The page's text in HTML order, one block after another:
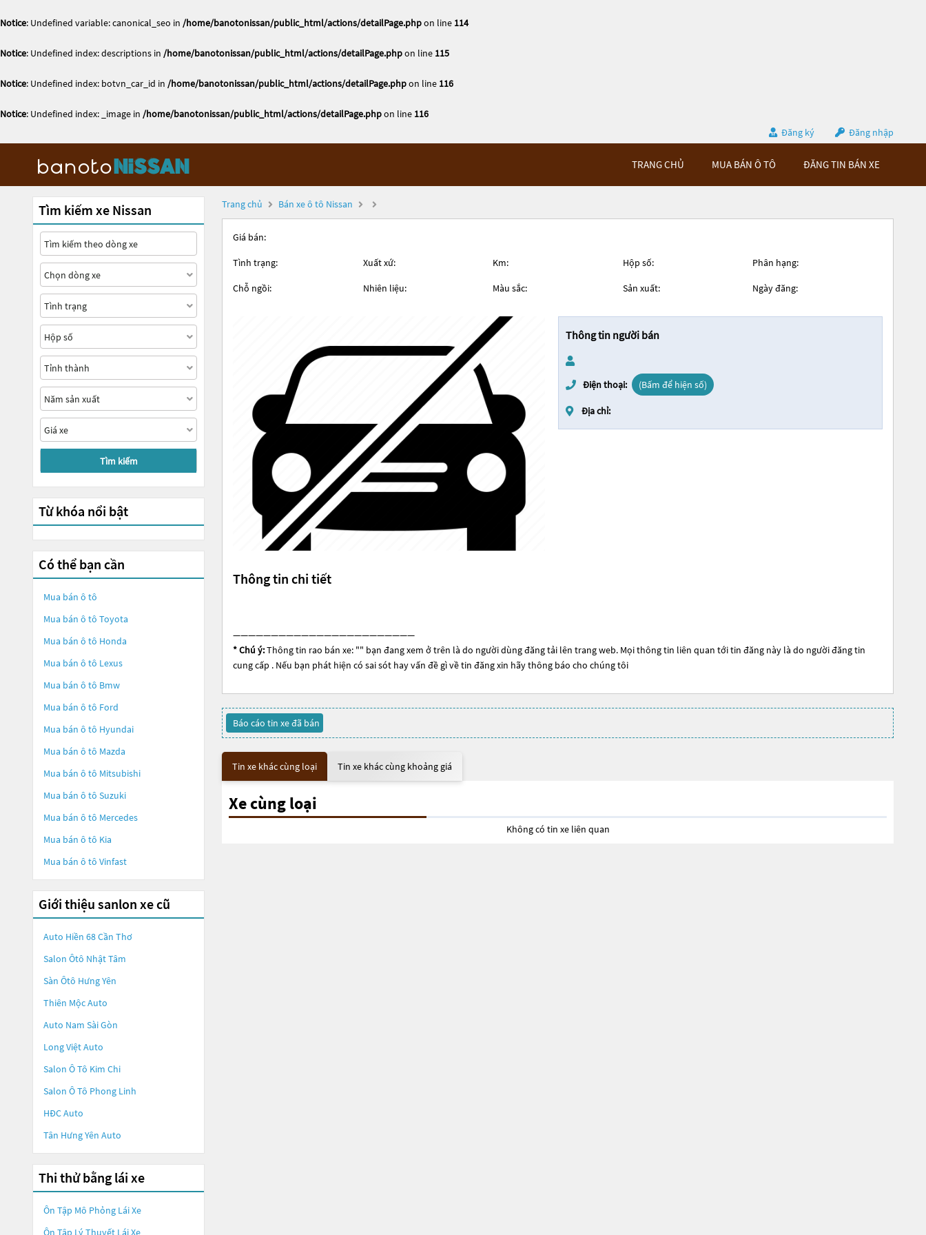
Notice: Undefined variable: canonical_seo in /home/banotonissan/public_html/actions/detailPage.phpon line 114
Notice: Undefined index: descriptions in /home/banotonissan/public_html/actions/detailPage.phpon line 115
Notice: Undefined index: botvn_car_id in /home/banotonissan/public_html/actions/detailPage.phpon line 116
Notice: Undefined index: _image in /home/banotonissan/public_html/actions/detailPage.phpon line 116
Đăng ký
Đăng nhập
TRANG CHỦ MUA BÁN Ô TÔ ĐĂNG TIN BÁN XE
Trang chủ Bán xe ô tô Nissan
Giá bán:
Tình trạng: Xuất xứ: Km: Hộp số: Phân hạng:
Chỗ ngồi: Nhiên liệu: Màu sắc: Sản xuất: Ngày đăng:
Thông tin người bán
Điện thoại: (Bấm để hiện số)
Địa chỉ:
Thông tin chi tiết
————————————————————————
* Chú ý:Thông tin rao bán xe: "" bạn đang xem ở trên là do người dùng đăng tải lên trang web. Mọi thông tin liên quan tới tin đăng này là do người đăng tin
cung cấp . Nếu bạn phát hiện có sai sót hay vấn đề gì về tin đăng xin hãy thông báo cho chúng tôi
Báo cáo tin xe đã bán
Tin xe khác cùng loại Tin xe khác cùng khoảng giá
Xe cùng loại
Không có tin xe liên quan
Tìm kiếm xe Nissan
Tìm kiếm
Từ khóa nổi bật
Có thể bạn cần
Mua bán ô tô
Mua bán ô tô Toyota
Mua bán ô tô Honda
Mua bán ô tô Lexus
Mua bán ô tô Bmw
Mua bán ô tô Ford
Mua bán ô tô Hyundai
Mua bán ô tô Mazda
Mua bán ô tô Mitsubishi
Mua bán ô tô Suzuki
Mua bán ô tô Mercedes
Mua bán ô tô Kia
Mua bán ô tô Vinfast
Giới thiệu sanlon xe cũ
Auto Hiền 68 Cần Thơ
Salon Ôtô Nhật Tâm
Sàn Ôtô Hưng Yên
Thiên Mộc Auto
Auto Nam Sài Gòn
Long Việt Auto
Salon Ô Tô Kim Chi
Salon Ô Tô Phong Linh
HĐC Auto
Tân Hưng Yên Auto
Thi thử bằng lái xe
Ôn Tập Mô Phỏng Lái Xe
Ôn Tập Lý Thuyết Lái Xe